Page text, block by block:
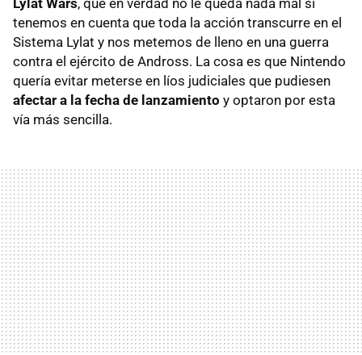
tenemos en cuenta que toda la acción transcurre en el
Sistema Lylat y nos metemos de lleno en una guerra
contra el ejército de Andross. La cosa es que Nintendo
quería evitar meterse en líos judiciales que pudiesen
afectar a la fecha de lanzamiento y optaron por esta
vía más sencilla.